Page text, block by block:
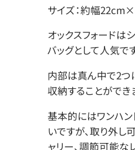
サイズ：約幅
オックスフォードは
バッグとして人気で
内部は真ん中で2つ
収納することができ
基本的にはワンハン
いですが、取り外し
ャリー、調節可能な